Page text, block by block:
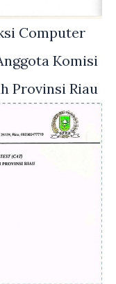
Computer
Komisi
Provinsi Riau